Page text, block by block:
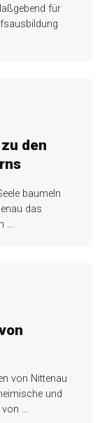
für
den
baumeln
das
…
von Nittenau
und
von …